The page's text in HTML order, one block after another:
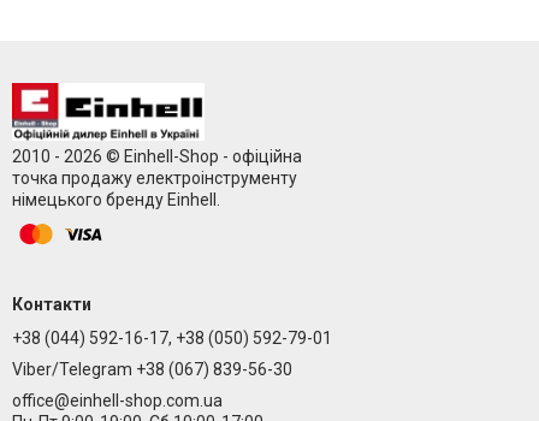
2010 - 2026 © Einhell-Shop - офіційна
точка продажу електроінструменту
німецького бренду Einhell.
Контакти
+38 (044) 592-16-17, +38 (050) 592-79-01
Viber/Telegram +38 (067) 839-56-30
office@einhell-shop.com.ua